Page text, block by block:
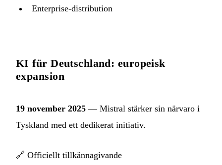
Enterprise-distribution
KI für Deutschland: europeisk
expansion
19 november 2025 — Mistral stärker sin närvaro i
Tyskland med ett dedikerat initiativ.
🔗 Officiellt tillkännagivande